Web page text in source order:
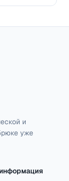
и
уже